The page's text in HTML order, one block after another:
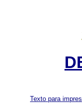
Texto para